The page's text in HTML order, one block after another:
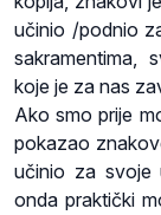
učinio /podnio
sakramentima,
koje je za nas
Ako smo prije
pokazao
učinio za svoje
onda praktički